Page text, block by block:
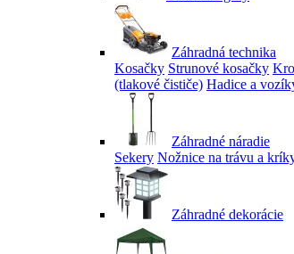
Záhradná technika
Kosačky Strunové kosačky
(tlakové čističe) Hadice a
Záhradné náradie
Sekery Nožnice na trávu a
Záhradné dekorácie